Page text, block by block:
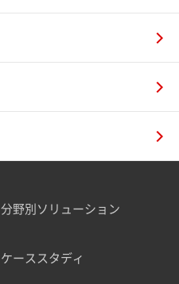
分野別ソリューション
ケーススタディ